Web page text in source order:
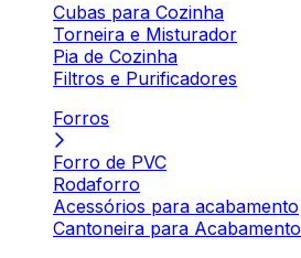
Cubas para Cozinha
Torneira e Misturador
Pia de Cozinha
Filtros e Purificadores
Forros
Forro de PVC
Rodaforro
Acessórios para acabamento
Cantoneira para Acabamento